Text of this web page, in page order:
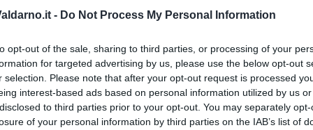
- Do Not Process My Personal Information
opt-out of the sale, sharing to third parties, or processing of your
for targeted advertising by us, please use the below opt-out
selection. Please note that after your opt-out request is processed
interest-based ads based on personal information utilized by us
to third parties prior to your opt-out. You may separately
of your personal information by third parties on the IAB’s list of
di Mestiere
della Regione Toscana non sarà più possibile accedere con
offerte. L’accesso, come stabilito dal Decreto semplificazioni
di SPID, CNS o CIE